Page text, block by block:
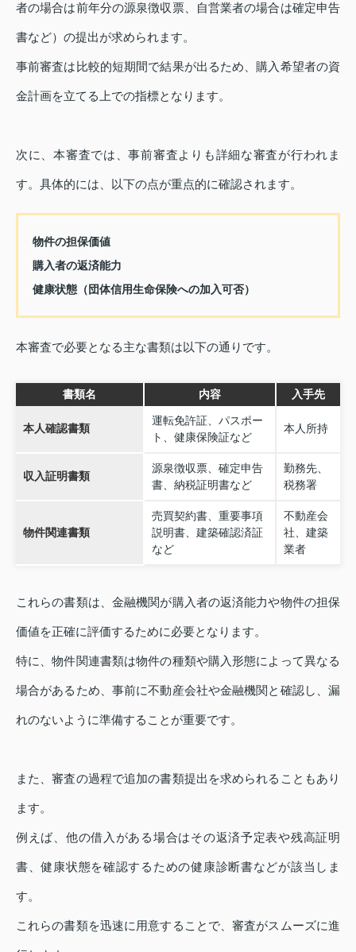
者の場合は前年分の源泉徴収票、自営業者の場合は確定申告
書など）の提出が求められます。
事前審査は比較的短期間で結果が出るため、購入希望者の資
金計画を立てる上での指標となります。
次に、本審査では、事前審査よりも詳細な審査が行われま
す。具体的には、以下の点が重点的に確認されます。
物件の担保価値
購入者の返済能力
健康状態（団体信用生命保険への加入可否）
本審査で必要となる主な書類は以下の通りです。
書類名 内容 入手先
本人確認書類
運転免許証、パスポー
ト、健康保険証など
本人所持
収入証明書類
源泉徴収票、確定申告
書、納税証明書など
勤務先、
税務署
物件関連書類
売買契約書、重要事項
説明書、建築確認済証
など
不動産会
社、建築
業者
これらの書類は、金融機関が購入者の返済能力や物件の担保
価値を正確に評価するために必要となります。
特に、物件関連書類は物件の種類や購入形態によって異なる
場合があるため、事前に不動産会社や金融機関と確認し、漏
れのないように準備することが重要です。
また、審査の過程で追加の書類提出を求められることもあり
ます。
例えば、他の借入がある場合はその返済予定表や残高証明
書、健康状態を確認するための健康診断書などが該当しま
す。
これらの書類を迅速に用意することで、審査がスムーズに進